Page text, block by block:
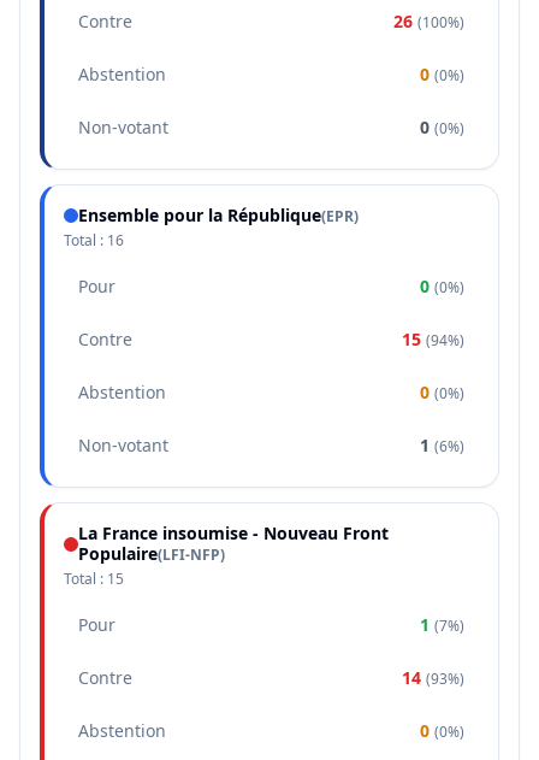
Contre 26 (100%)
Abstention 0 (0%)
Non-votant 0 (0%)
Ensemble pour la République(EPR)
Total : 16
Pour 0 (0%)
Contre 15 (94%)
Abstention 0 (0%)
Non-votant 1 (6%)
La France insoumise - Nouveau Front
Populaire(LFI-NFP)
Total : 15
Pour 1 (7%)
Contre 14 (93%)
Abstention 0 (0%)